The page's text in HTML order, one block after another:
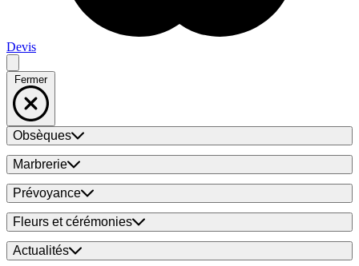
Devis
Fermer
Obsèques
Marbrerie
Prévoyance
Fleurs et cérémonies
Actualités